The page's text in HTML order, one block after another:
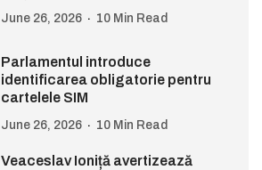
June 26, 2026 10 Min Read
Parlamentul introduce
identificarea obligatorie pentru
cartelele SIM
June 26, 2026 10 Min Read
Veaceslav Ioniță avertizează